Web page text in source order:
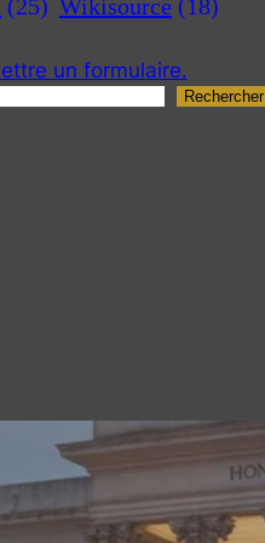
(25) Wikisource (18)
un formulaire.
Rechercher